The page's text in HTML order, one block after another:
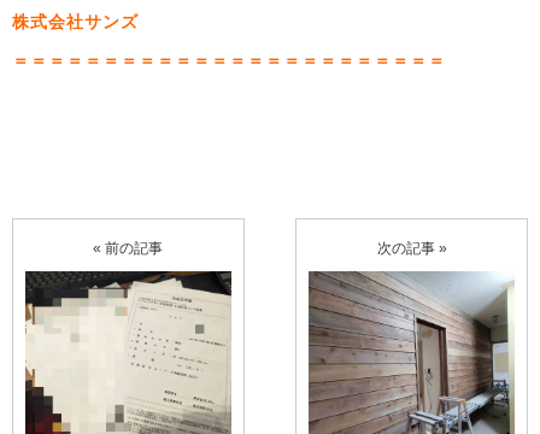
株式会社サンズ
＝＝＝＝＝＝＝＝＝＝＝＝＝＝＝＝＝＝＝＝＝＝＝＝
« 前の記事 次の記事 »